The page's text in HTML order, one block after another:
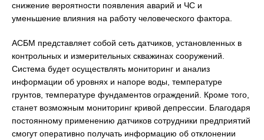
снижение вероятности появления аварий и ЧС и
уменьшение влияния на работу человеческого фактора.
АСБМ представляет собой сеть датчиков, установленных в
контрольных и измерительных скважинах сооружений.
Система будет осуществлять мониторинг и анализ
информации об уровнях и напоре воды, температуре
грунтов, температуре фундаментов ограждений. Кроме того,
станет возможным мониторинг кривой депрессии. Благодаря
постоянному применению датчиков сотрудники предприятий
смогут оперативно получать информацию об отклонении